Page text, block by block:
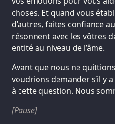
choses. Et quand vous
d’autres, faites confiance
résonnent avec les vôtres
entité au niveau de l’âme.
Avant que nous ne
voudrions demander s’il y
à cette question. Nous
[Pause]